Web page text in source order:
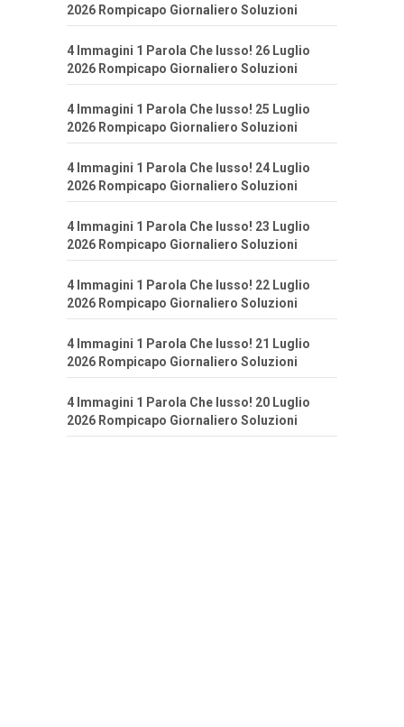
2026 Rompicapo Giornaliero Soluzioni
4 Immagini 1 Parola Che lusso! 26 Luglio
2026 Rompicapo Giornaliero Soluzioni
4 Immagini 1 Parola Che lusso! 25 Luglio
2026 Rompicapo Giornaliero Soluzioni
4 Immagini 1 Parola Che lusso! 24 Luglio
2026 Rompicapo Giornaliero Soluzioni
4 Immagini 1 Parola Che lusso! 23 Luglio
2026 Rompicapo Giornaliero Soluzioni
4 Immagini 1 Parola Che lusso! 22 Luglio
2026 Rompicapo Giornaliero Soluzioni
4 Immagini 1 Parola Che lusso! 21 Luglio
2026 Rompicapo Giornaliero Soluzioni
4 Immagini 1 Parola Che lusso! 20 Luglio
2026 Rompicapo Giornaliero Soluzioni